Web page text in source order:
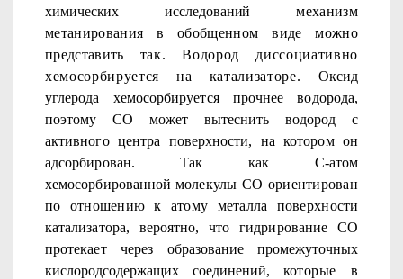
химических исследованиймеханизм
метанирования в обобщенном виде можно
представить так. Водород диссоциативно
хемосорбируется на катализаторе. Оксид
углерода хемосорбируется прочнее водорода,
поэтому СО может вытеснить водород с
активного центра поверхности, на ко­тором он
адсорбирован. Так как С-атом
хемосорбированной моле­кулы СО ориентирован
по отношению к атому металла поверхно­сти
катализатора, вероятно, что гидрирование СО
протекает через образование промежуточных
кислородсодержащих соединений, ко­торые в